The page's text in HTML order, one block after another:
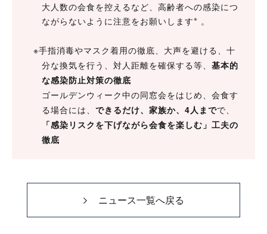
大人数の会食を控えるなど、高齢者への感染につ
ながらないように注意をお願いします※ 。
※手指消毒やマスク着用の徹底、大声を避ける、十
分な換気を行う、対人距離を確保する等、基本的
な感染防止対策の徹底
ゴールデンウィーク中の同窓会をはじめ、会食す
る場合には、できるだけ、家族か、4人までで、
「感染リスクを下げながら会食を楽しむ」工夫の
徹底
ニュース一覧へ戻る